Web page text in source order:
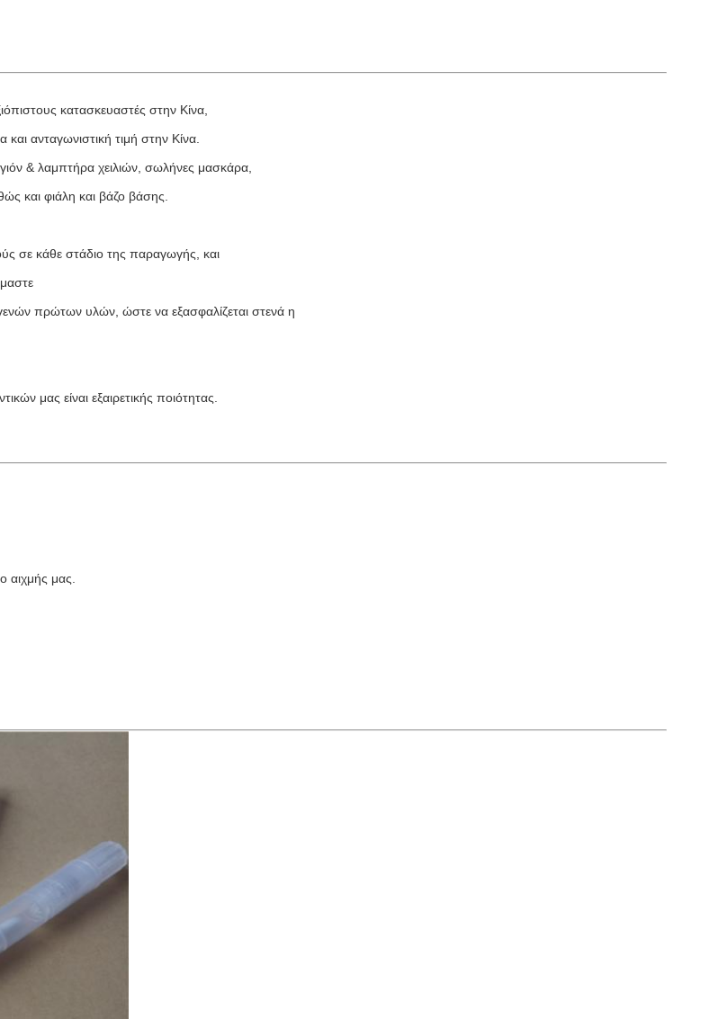
κατασκευαστές στην Κίνα,
ανταγωνιστική τιμή στην Κίνα.
& λαμπτήρα χειλιών, σωλήνες μασκάρα,
και φιάλη και βάζο βάσης.
σε κάθε στάδιο της παραγωγής, και
πρώτων υλών, ώστε να εξασφαλίζεται στενά η
μας είναι εξαιρετικής ποιότητας.
αιχμής μας.